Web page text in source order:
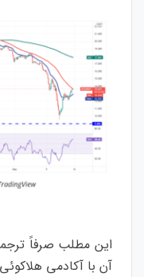
این مطلب صرفاً
آن با آکادمی